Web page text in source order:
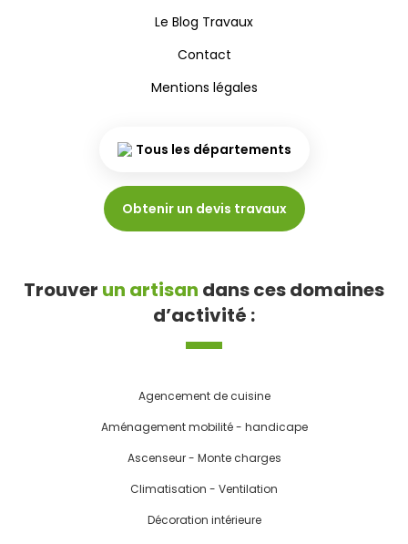
Le Blog Travaux
Contact
Mentions légales
Tous les départements
Obtenir un devis travaux
Trouver un artisan dans ces domaines
d’activité :
Agencement de cuisine
Aménagement mobilité - handicape
Ascenseur - Monte charges
Climatisation - Ventilation
Décoration intérieure